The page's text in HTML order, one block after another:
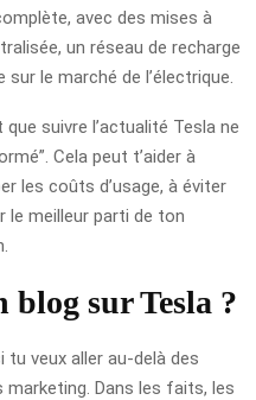
avec des mises à
un réseau de recharge
le marché de l’électrique.
suivre l’actualité Tesla ne
Cela peut t’aider à
les coûts d’usage, à éviter
le meilleur parti de ton
sur Tesla ?
tu veux aller au-delà des
Dans les faits, les